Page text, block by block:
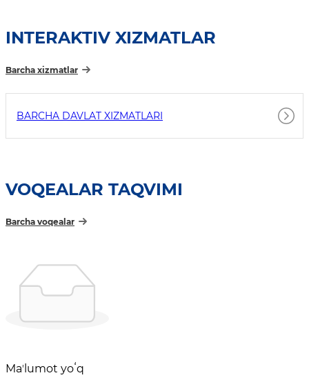
INTERAKTIV XIZMATLAR
Barcha xizmatlar
BARCHA DAVLAT XIZMATLARI
VOQEALAR TAQVIMI
Barcha voqealar
Maʼlumot yoʻq